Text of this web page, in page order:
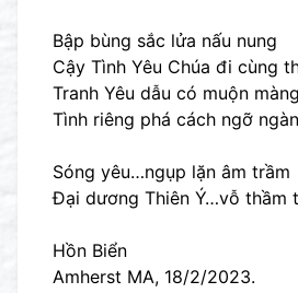
Bập bùng sắc lửa nấu nung
Cậy Tình Yêu Chúa đi cùng
Tranh Yêu dẫu có muộn màng
Tình riêng phá cách ngỡ
Sóng yêu…ngụp lặn âm trầm
Đại dương Thiên Ý…vỗ thầm
Hồn Biển
Amherst MA, 18/2/2023.